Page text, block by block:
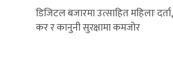
डिजिटल बजारमा उत्साहित महिलाः दर्ता,
कर र कानुनी सुरक्षामा कमजोर